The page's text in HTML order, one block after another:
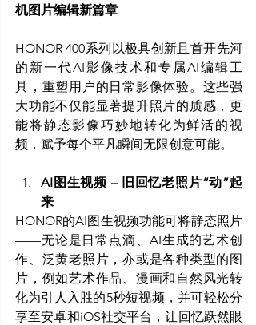
机图片编辑新篇章
HONOR 400系列以极具创新且首开先河
的新一代AI影像技术和专属AI编辑工
具，重塑用户的日常影像体验。这些强
大功能不仅能显著提升照片的质感，更
能将静态影像巧妙地转化为鲜活的视
频，赋予每个平凡瞬间无限创意可能。
AI图生视频 – 旧回忆老照片“动”起
来
HONOR的AI图生视频功能可将静态照片
——无论是日常点滴、AI生成的艺术创
作、泛黄老照片，亦或是各种类型的图
片，例如艺术作品、漫画和自然风光转
化为引人入胜的5秒短视频，并可轻松分
享至安卓和iOS社交平台，让回忆跃然眼